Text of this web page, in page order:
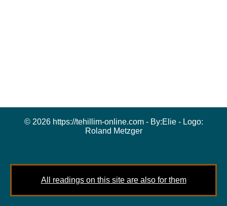
© 2026 https://tehillim-online.com - By:Elie- Logo:
Roland Metzger
All readings on this site are also for them